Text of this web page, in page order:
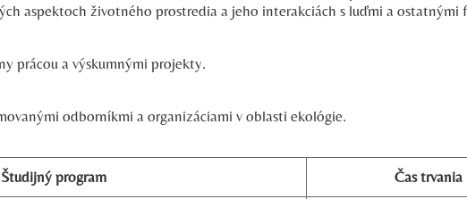
aspektoch životného prostredia a jeho interakciách s ľuďmi a ostatnými
prácou a výskumnými projekty.
odborníkmi a organizáciami v oblasti ekológie.
Študijný program Čas trvania